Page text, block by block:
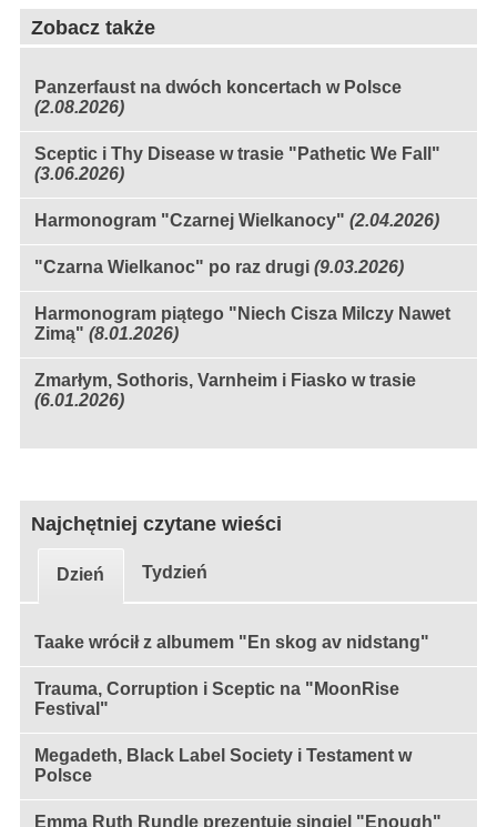
Zobacz także
Panzerfaust na dwóch koncertach w Polsce
(2.08.2026)
Sceptic i Thy Disease w trasie "Pathetic We Fall"
(3.06.2026)
Harmonogram "Czarnej Wielkanocy" (2.04.2026)
"Czarna Wielkanoc" po raz drugi (9.03.2026)
Harmonogram piątego "Niech Cisza Milczy Nawet
Zimą" (8.01.2026)
Zmarłym, Sothoris, Varnheim i Fiasko w trasie
(6.01.2026)
Najchętniej czytane wieści
Dzień Tydzień
Taake wrócił z albumem "En skog av nidstang"
Trauma, Corruption i Sceptic na "MoonRise
Festival"
Megadeth, Black Label Society i Testament w
Polsce
Emma Ruth Rundle prezentuje singiel "Enough"